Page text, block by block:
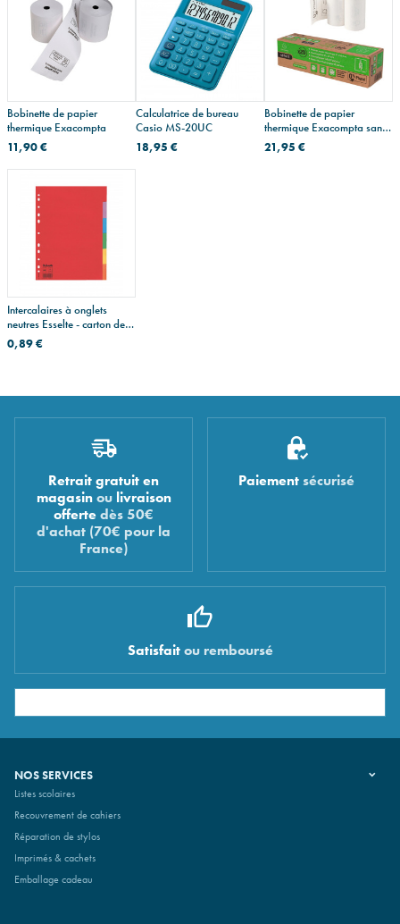
Bobinette de papier
thermique Exacompta
11,90 €
Calculatrice de bureau
Casio MS-20UC
18,95 €
Bobinette de papier
thermique Exacompta sans
Phénol - zéro plastique
21,95 €
Intercalaires à onglets
neutres Esselte - carton de
couleur 160 g - A4
0,89 €
Retrait gratuit en
magasinou livraison
offerte dès 50€
d'achat (70€ pour la
France)
Paiement sécurisé
Satisfaitou remboursé
NOS SERVICES
Listes scolaires
Recouvrement de cahiers
Réparation de stylos
Imprimés & cachets
Emballage cadeau